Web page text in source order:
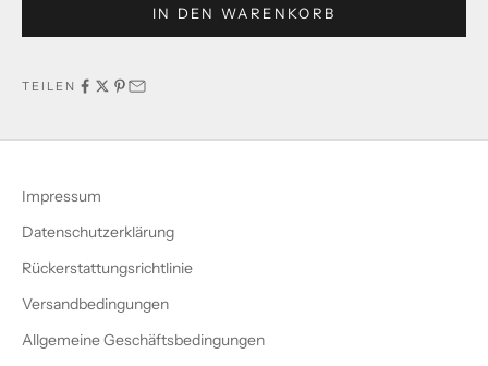
IN DEN WARENKORB
TEILEN
Impressum
Datenschutzerklärung
Rückerstattungsrichtlinie
Versandbedingungen
Allgemeine Geschäftsbedingungen